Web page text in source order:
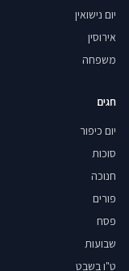
יום נישואין
אירוסין
משפחה
חגים
יום כיפור
סוכות
חנוכה
פורים
פסח
שבועות
ט"ו בשבט